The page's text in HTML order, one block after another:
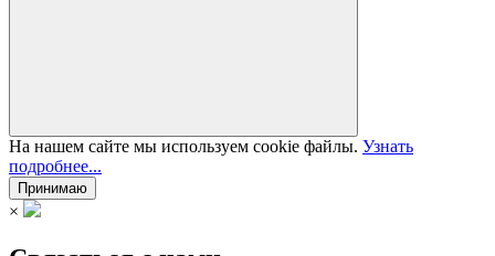
На нашем сайте мы используем cookie файлы. Узнать
подробнее...
Принимаю
×